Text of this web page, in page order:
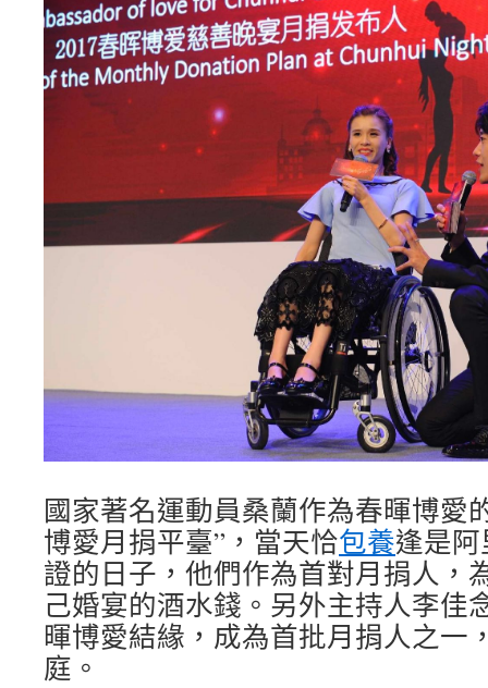
國家著名運動員桑蘭作為春暉博愛
博愛月捐平臺”，當天恰包養逢是
證的日子，他們作為首對月捐人，
己婚宴的酒水錢。另外主持人李佳
暉博愛結緣，成為首批月捐人之一
庭。